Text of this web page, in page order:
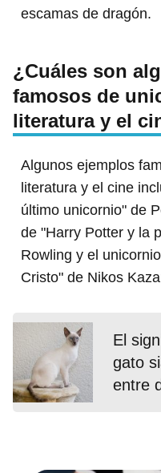
escamas de dragón.
¿Cuáles son
famosos de
literatura y el
Algunos ejemplos
literatura y el cine
último unicornio" de
de "Harry Potter y la
Rowling y el
Cristo" de Nikos
El
gato
entre